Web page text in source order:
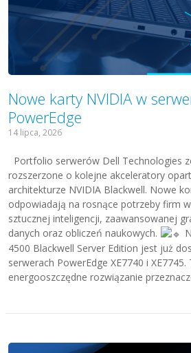
Nowe karty NVIDIA w
PowerEdge
14 lipca, 2026
Portfolio serwerów Dell Technologies
rozszerzone o kolejne akceleratory
architekturze NVIDIA Blackwell. Nowe
odpowiadają na rosnące potrzeby firm
sztucznej inteligencji, zaawansowanej
danych oraz obliczeń naukowych.
4500 Blackwell Server Edition jest już
serwerach PowerEdge XE7740 i XE7745.
energooszczędne rozwiązanie